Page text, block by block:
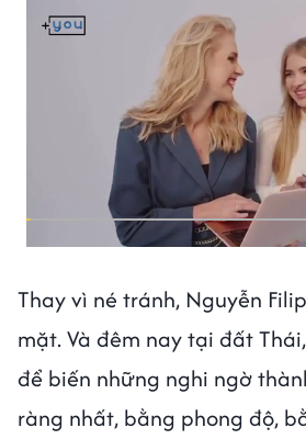
Thay vì né tránh, Nguyễn
mặt. Và đêm nay tại đất
để biến những nghi ngờ
ràng nhất, bằng phong độ,